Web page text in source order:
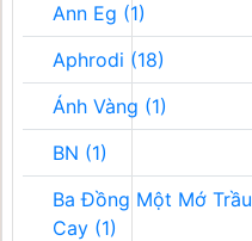
Ann Eg (1)
Aphrodi (18)
Ánh Vàng (1)
BN (1)
Ba Đồng Một Mớ Trầu
Cay (1)